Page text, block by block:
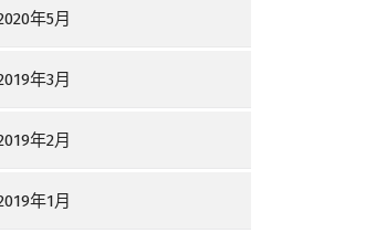
年5月
年3月
年2月
年1月